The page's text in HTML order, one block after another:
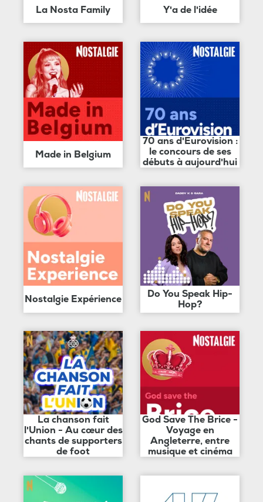
La Nosta Family Y'a de l'idée
Made in Belgium
70 ans d'Eurovision :
le concours de ses
débuts à aujourd'hui
Nostalgie Expérience
Do You Speak Hip-
Hop?
La chanson fait
l'Union - Au cœur des
chants de supporters
de foot
God Save The Brice -
Voyage en
Angleterre, entre
musique et cinéma